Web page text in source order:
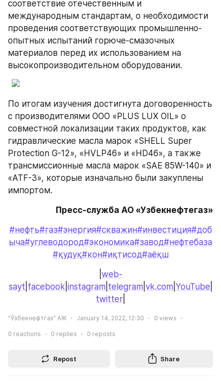
соответствие отечественным и
международным стандартам, о необходимости
проведения соответствующих промышленно-
опытных испытаний горюче-смазочных
материалов перед их использованием на
высокопроизводительном оборудовании.
По итогам изучения достигнута договоренность
с производителями ООО «PLUS LUX OIL» о
совместной локализации таких продуктов, как
гидравлические масла марок «SHELL Super
Protection G-12», «HVLP46» и «HD46», а также
трансмиссионные масла марок «SAE 85W-140» и
«ATF-3», которые изначально были закуплены
импортом.
Пресс-служба АО «Узбекнефтегаз»
#нефть#газ#энергия#скважин#инвестиция#доб
ыча#углеводород#экономика#завод#нефтебаза
#қудуқ#кон#иқтисод#аёқш
web-
sayt facebook instagram telegram vk.com YouTube
twitter
“Ўзбекнефтгаз” АЖ January 14, 2022, 12:30 0 views
0 reactions 0 replies 0 reposts
Repost Share